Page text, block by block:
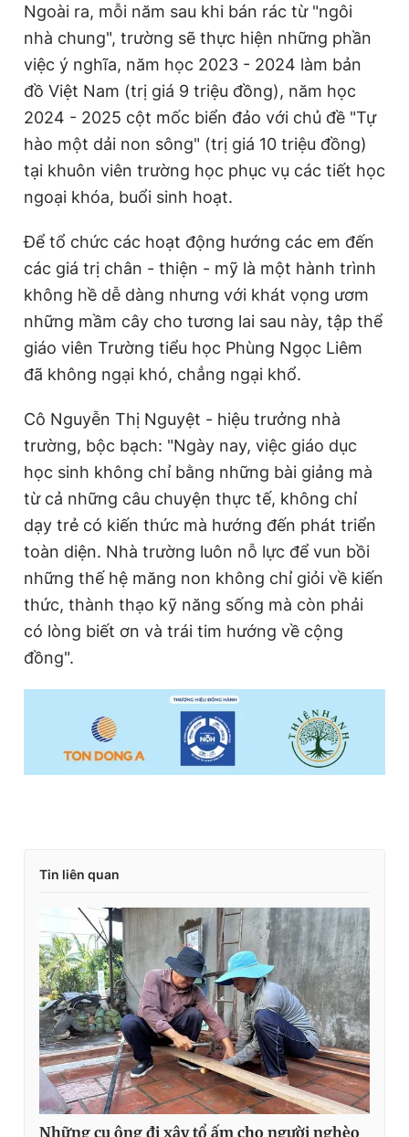
Ngoài ra, mỗi năm sau khi bán rác từ "ngôi
nhà chung", trường sẽ thực hiện những phần
việc ý nghĩa, năm học 2023 - 2024 làm bản
đồ Việt Nam (trị giá 9 triệu đồng), năm học
2024 - 2025 cột mốc biển đảo với chủ đề "Tự
hào một dải non sông" (trị giá 10 triệu đồng)
tại khuôn viên trường học phục vụ các tiết học
ngoại khóa, buổi sinh hoạt.
Để tổ chức các hoạt động hướng các em đến
các giá trị chân - thiện - mỹ là một hành trình
không hề dễ dàng nhưng với khát vọng ươm
những mầm cây cho tương lai sau này, tập thể
giáo viên Trường tiểu học Phùng Ngọc Liêm
đã không ngại khó, chẳng ngại khổ.
Cô Nguyễn Thị Nguyệt - hiệu trưởng nhà
trường, bộc bạch: "Ngày nay, việc giáo dục
học sinh không chỉ bằng những bài giảng mà
từ cả những câu chuyện thực tế, không chỉ
dạy trẻ có kiến thức mà hướng đến phát triển
toàn diện. Nhà trường luôn nỗ lực để vun bồi
những thế hệ măng non không chỉ giỏi về kiến
thức, thành thạo kỹ năng sống mà còn phải
có lòng biết ơn và trái tim hướng về cộng
đồng".
Tin liên quan
Những cụ ông đi xây tổ ấm cho người nghèo